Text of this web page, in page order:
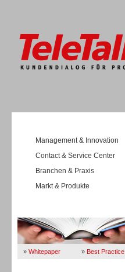
Management & Innovation
Contact & Service Center
Branchen & Praxis
Markt & Produkte
» Whitepaper » Best Practice